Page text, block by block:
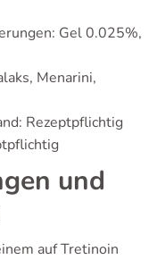
Gel 0.025%,
Menarini,
Rezeptpflichtig
und
auf Tretinoin